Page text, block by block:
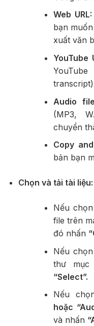
Web URL:
bạn
xuất văn
YouTube
Audio
(MP3,
chuyển
Copy
bản bạn
Chọn và tải tài liệu:
Nếu chọn
file trên
đó nhấn
Nếu chọn
thư
“Select”.
Nếu
hoặc
và nhấn